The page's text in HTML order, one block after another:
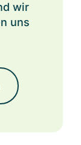
wir
uns